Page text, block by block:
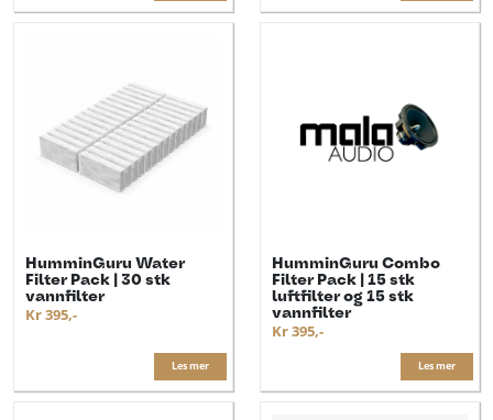
HumminGuru Water
Filter Pack | 30 stk
vannfilter
Kr 395,-
Les mer
HumminGuru Combo
Filter Pack | 15 stk
luftfilter og 15 stk
vannfilter
Kr 395,-
Les mer